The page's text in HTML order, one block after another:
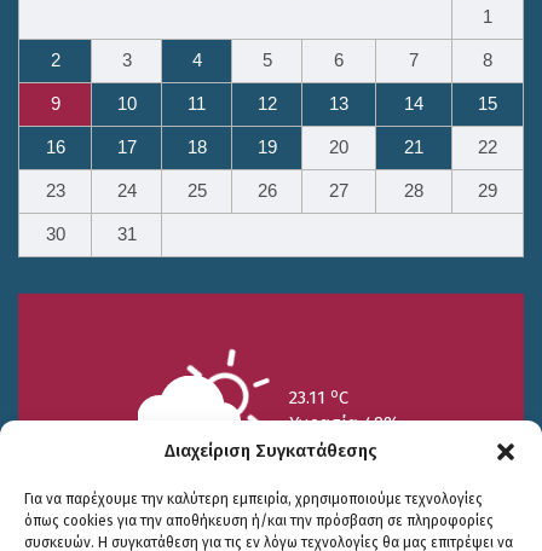
Διαχείριση Συγκατάθεσης
Για να παρέχουμε την καλύτερη εμπειρία, χρησιμοποιούμε τεχνολογίες
όπως cookies για την αποθήκευση ή/και την πρόσβαση σε πληροφορίες
συσκευών. Η συγκατάθεση για τις εν λόγω τεχνολογίες θα μας επιτρέψει να
1
2 3 4 5 6 7 8
9 10 11 12 13 14 15
16 17 18 19 20 21 22
23 24 25 26 27 28 29
30 31
23.11 oC
Υγρασία 49%